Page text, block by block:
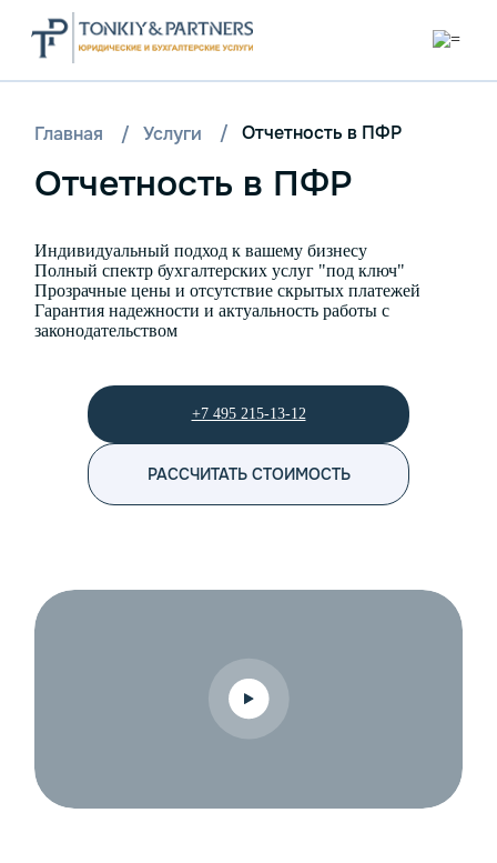
Главная / Услуги / Отчетность в ПФР
Отчетность в ПФР
Индивидуальный подход к вашему бизнесу
Полный спектр бухгалтерских услуг "под ключ"
Прозрачные цены и отсутствие скрытых платежей
Гарантия надежности и актуальность работы с
законодательством
+7 495 215-13-12
РАССЧИТАТЬ СТОИМОСТЬ
<p> Эффективное бухгалтерское обслуживание является